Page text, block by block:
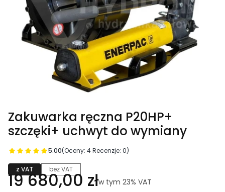
Zakuwarka ręczna P20HP+
szczęki+ uchwyt do wymiany
5.00(Oceny: 4 Recenzje: 0)
z VAT bez VAT
Cena
19 680,00 złw tym 23% VAT
w tym 23% VAT